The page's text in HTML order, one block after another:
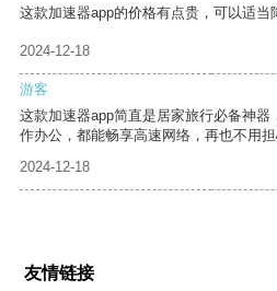
这款加速器app的价格有点贵，可以适当
2024-12-18
游客
这款加速器app简直是居家旅行必备神
作办公，都能畅享高速网络，再也不用担
2024-12-18
友情链接